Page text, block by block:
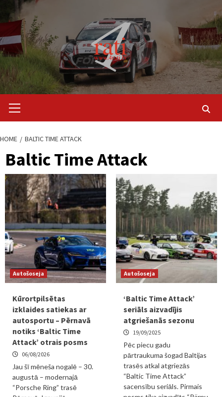
content
Menu
HOME BALTIC TIME ATTACK
Baltic Time Attack
Autošoseja
Kūrortpilsētas
izklaides satiekas ar
autosportu – Pērnavā
notiks ‘Baltic Time
Attack’ otrais posms
06/08/2026
Jau šī mēneša nogalē – 30.
augustā – modernajā
“Porsche Ring” trasē
Autošoseja
‘Baltic Time Attack’
seriāls aizvadījis
atgriešanās sezonu
19/09/2025
Pēc piecu gadu
pārtraukuma šogad Baltijas
trasēs atkal atgriezās
“Baltic Time Attack”
sacensību seriāls. Pirmais